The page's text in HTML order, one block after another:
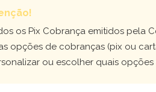
os Pix Cobrança emitidos pela
opções de cobranças (pix ou
ou escolher quais